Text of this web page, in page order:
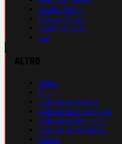
Cookie Policy
Privacy Policy
Cond. Generali
Faq
Video
Foto
Calendario Serie A
Calendario Champions
Calendario Europa L.
Calendario Premier L.
Casinò